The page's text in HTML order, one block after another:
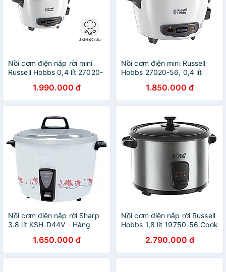
Nồi cơm điện nắp rời mini
Russell Hobbs 0,4 lít 27020-
1.990.000 đ
Nồi cơm điện mini Russell
Hobbs 27020-56, 0,4 lít
1.850.000 đ
Nồi cơm điện nắp rời Sharp
3.8 lít KSH-D44V - Hàng
1.650.000 đ
Nồi cơm điện nắp rời Russell
Hobbs 1,8 lít 19750-56 Cook
2.790.000 đ